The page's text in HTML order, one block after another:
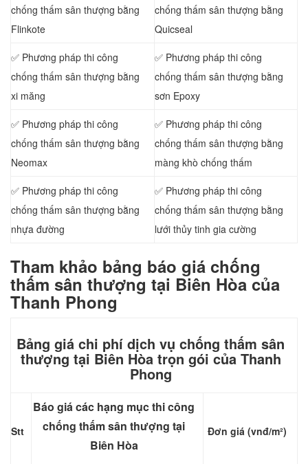
chống thấm sân thượng bằng
Flinkote
chống thấm sân thượng bằng
Quicseal
✅ Phương pháp thi công
chống thấm sân thượng bằng
xi măng
✅ Phương pháp thi công
chống thấm sân thượng bằng
sơn Epoxy
✅ Phương pháp thi công
chống thấm sân thượng bằng
Neomax
✅ Phương pháp thi công
chống thấm sân thượng bằng
màng khò chống thấm
✅ Phương pháp thi công
chống thấm sân thượng bằng
nhựa đường
✅ Phương pháp thi công
chống thấm sân thượng bằng
lưới thủy tinh gia cường
Tham khảo bảng báo giá chống
thấm sân thượng tại Biên Hòa của
Thanh Phong
Bảng giá chi phí dịch vụ chống thấm sân
thượng tại Biên Hòa trọn gói của Thanh
Phong
Stt
Báo giá các hạng mục thi công
chống thấm sân thượng tại
Biên Hòa
Đơn giá (vnđ/m²)